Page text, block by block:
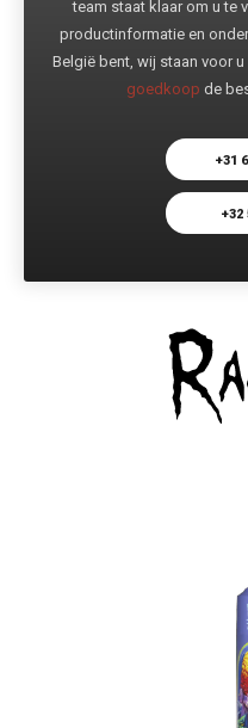
team staat klaar om u te
productinformatie en
België bent, wij staan voor
goedkoop de
+31
+32